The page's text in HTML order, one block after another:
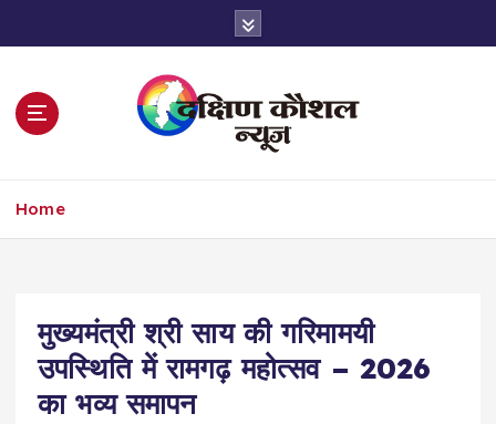
t
Home
मुख्यमंत्री श्री साय की गरिमामयी
उपस्थिति में रामगढ़ महोत्सव – 2026
का भव्य समापन